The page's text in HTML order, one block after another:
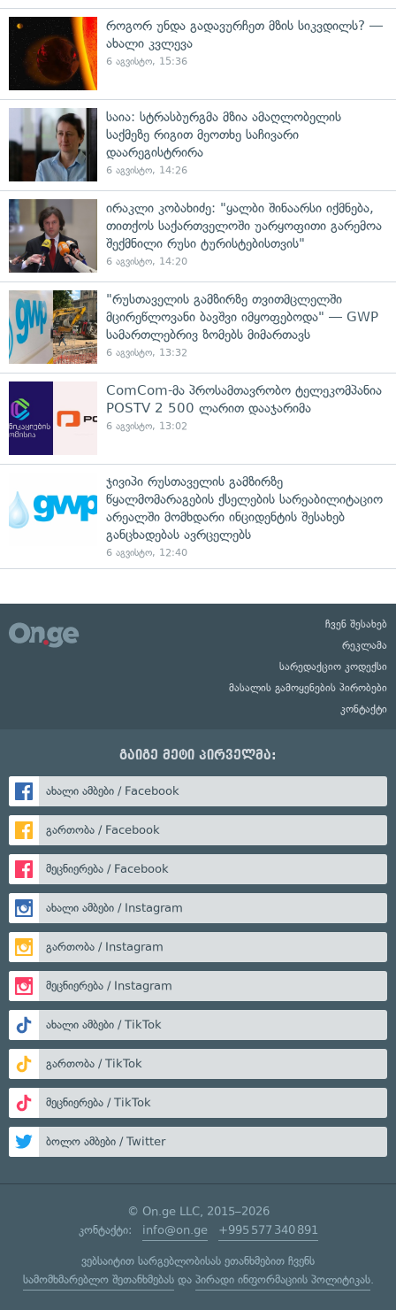
როგორ უნდა გადავურჩეთ მზის სიკვდილს? —
ახალი კვლევა
6 აგვისტო, 15:36
საია: სტრასბურგმა მზია ამაღლობელის
საქმეზე რიგით მეოთხე საჩივარი
დაარეგისტრირა
6 აგვისტო, 14:26
ირაკლი კობახიძე: "ყალბი შინაარსი იქმნება,
თითქოს საქართველოში უარყოფითი გარემოა
შექმნილი რუსი ტურისტებისთვის"
6 აგვისტო, 14:20
"რუსთაველის გამზირზე თვითმცლელში
მცირეწლოვანი ბავშვი იმყოფებოდა" — GWP
სამართლებრივ ზომებს მიმართავს
6 აგვისტო, 13:32
ComCom-მა პროსამთავრობო ტელეკომპანია
POSTV 2 500 ლარით დააჯარიმა
6 აგვისტო, 13:02
ჯივიპი რუსთაველის გამზირზე
წყალმომარაგების ქსელების სარეაბილიტაციო
არეალში მომხდარი ინციდენტის შესახებ
განცხადებას ავრცელებს
6 აგვისტო, 12:40
ჩვენ შესახებ
რეკლამა
სარედაქციო კოდექსი
მასალის გამოყენების პირობები
კონტაქტი
გაიგე მეტი პირველმა:
ახალი ამბები / Facebook
გართობა / Facebook
მეცნიერება / Facebook
ახალი ამბები / Instagram
გართობა / Instagram
მეცნიერება / Instagram
ახალი ამბები / TikTok
გართობა / TikTok
მეცნიერება / TikTok
ბოლო ამბები / Twitter
© On.ge LLC, 2015–2026
კონტაქტი: info@on.ge +995 577 340 891
ვებსაიტით სარგებლობისას ეთანხმებით ჩვენს
სამომხმარებლო შეთანხმებასდა პირადი ინფორმაციის პოლიტიკას.